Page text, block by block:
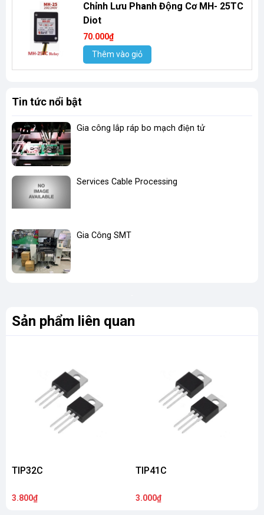
Chỉnh Lưu Phanh Động Cơ MH- 25TC
Diot
70.000₫
Thêm vào giỏ
Tin tức nổi bật
Gia công lắp ráp bo mạch điện tử
Services Cable Processing
Gia Công SMT
Sản phẩm liên quan
TIP32C
3.800₫
TIP41C
3.000₫